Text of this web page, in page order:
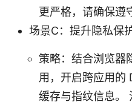
更严格，请确保遵
场景C：提升隐私保
策略：结合浏览器
用，开启跨应用的
缓存与指纹信息。